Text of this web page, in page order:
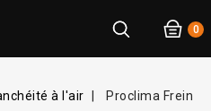
0
à l'air
Proclima Frein